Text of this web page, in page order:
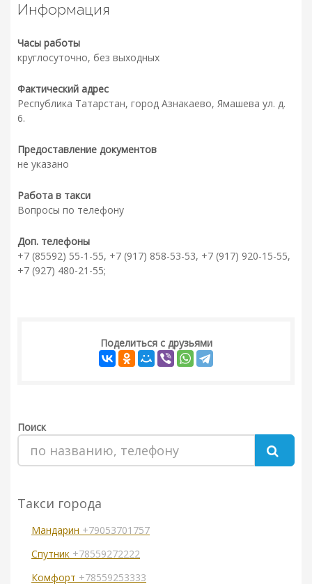
Информация
Часы работы
круглосуточно, без выходных
Фактический адрес
Республика Татарстан, город Азнакаево, Ямашева ул. д.
6.
Предоставление документов
не указано
Работа в такси
Вопросы по телефону
Доп. телефоны
+7 (85592) 55-1-55, +7 (917) 858-53-53, +7 (917) 920-15-55,
+7 (927) 480-21-55;
Поделиться с друзьями
Поиск
Такси города
Мандарин +79053701757
Спутник +78559272222
Комфорт +78559253333